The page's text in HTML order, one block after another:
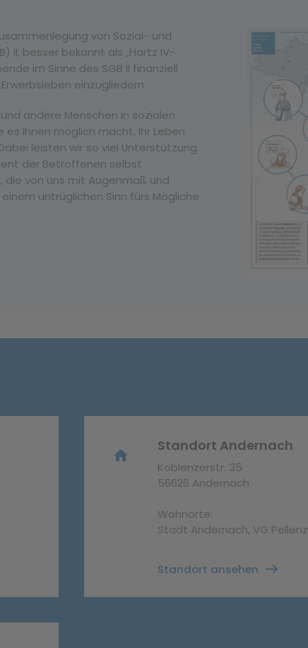
von Sozial- und
II, besser bekannt als „Hartz IV-
im Sinne des SGB II finanziell
einzugliedern.
andere Menschen in sozialen
Ihnen möglich macht, Ihr Leben
leisten wir so viel Unterstützung
der Betroffenen selbst
die von uns mit Augenmaß und
untrüglichen Sinn fürs Mögliche
home
Standort Andernach
Koblenzerstr. 35
56626 Andernach
Wohnorte:
Stadt Andernach, VG Pellenz
Standort ansehen east